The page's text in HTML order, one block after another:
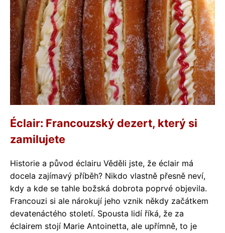
Éclair: Francouzský dezert, který si
zamilujete
Historie a původ éclairu Věděli jste, že éclair má
docela zajímavý příběh? Nikdo vlastně přesně neví,
kdy a kde se tahle božská dobrota poprvé objevila.
Francouzi si ale nárokují jeho vznik někdy začátkem
devatenáctého století. Spousta lidí říká, že za
éclairem stojí Marie Antoinetta, ale upřímně, to je